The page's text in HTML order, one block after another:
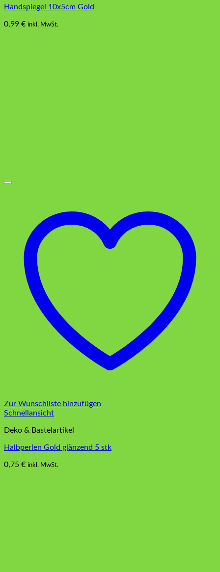
Handspiegel 10x5cm Gold
0,99 € inkl. MwSt.
Zur Wunschliste hinzufügen
Schnellansicht
Deko & Bastelartikel
Halbperlen Gold glänzend 5 stk
0,75 € inkl. MwSt.